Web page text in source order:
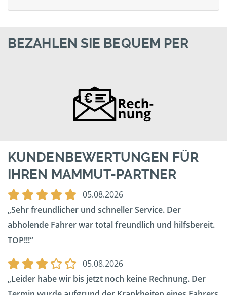
BEZAHLEN SIE BEQUEM PER
KUNDENBEWERTUNGEN FÜR
IHREN MAMMUT-PARTNER
05.08.2026
Sehr freundlicher und schneller Service. Der
abholende Fahrer war total freundlich und hilfsbereit.
TOP!!!
05.08.2026
Leider habe wir bis jetzt noch keine Rechnung. Der